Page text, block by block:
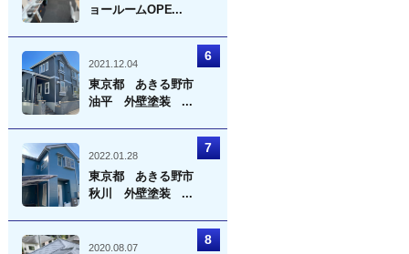
ョールームOPE...
2021.12.04
東京都 あきる野市
油平 外壁塗装 ...
2022.01.28
東京都 あきる野市
秋川 外壁塗装 ...
2020.08.07